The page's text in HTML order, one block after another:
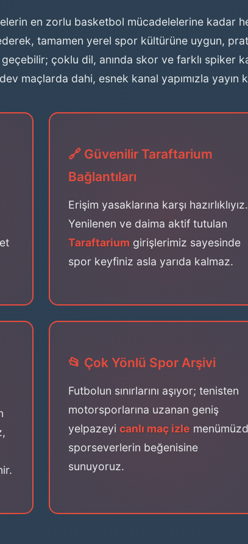
en zorlu basketbol mücadelelerine kadar
tamamen yerel spor kültürüne uygun,
geçebilir; çoklu dil, anında skor ve farklı spiker
maçlarda dahi, esnek kanal yapımızla yayın
🔗 Güvenilir Taraftarium
Bağlantıları
Erişim yasaklarına karşı hazırlıklıyız.
Yenilenen ve daima aktif tutulan
Taraftarium girişlerimiz sayesinde
spor keyfiniz asla yarıda kalmaz.
📂 Çok Yönlü Spor Arşivi
Futbolun sınırlarını aşıyor; tenisten
motorsporlarına uzanan geniş
yelpazeyi canlı maç izle
sporseverlerin beğenisine
sunuyoruz.